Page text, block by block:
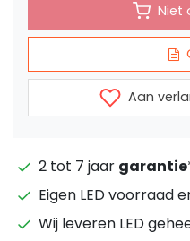
Niet
Aan
2 tot 7 jaar garantie
Eigen LED voorraad
Wij leveren LED